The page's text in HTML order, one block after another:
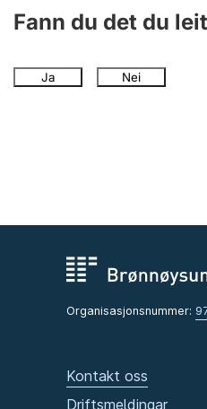
Fann du det du
Ja Nei
Organisasjonsnummer:
Kontakt oss
Driftsmeldingar